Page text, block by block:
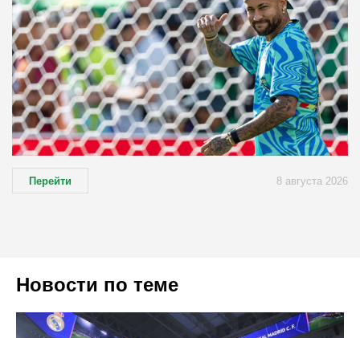
Новости по теме
Перейти 8 августа 2026